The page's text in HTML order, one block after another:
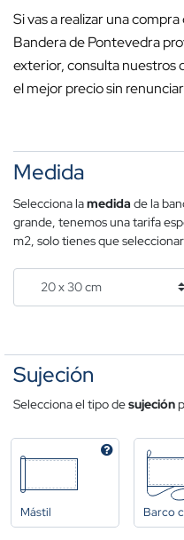
Si vas a realizar una
Bandera de Pontevedra
exterior, consulta nuestros
el mejor precio sin
Medida
Selecciona lamedida de la
grande, tenemos una tarifa
m2, solo tienes que
Sujeción
Selecciona el tipo desujeción
Mástil Barco